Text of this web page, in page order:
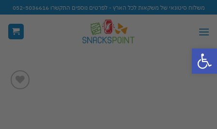
פתח סרגל נגישות
Skip
to
content
משלוח סיטונאי של משקאות לכל הארץ - לפרטים נוספים התקשרו 052-5036616